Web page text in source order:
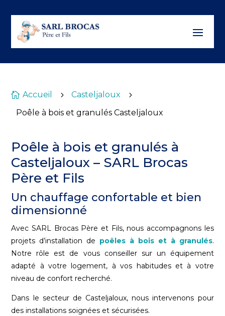
 Accueil 5 Casteljaloux 5
Poêle à bois et granulés Casteljaloux
Poêle à bois et granulés à
Casteljaloux – SARL Brocas
Père et Fils
Un chauffage confortable et bien
dimensionné
Avec SARL Brocas Père et Fils, nous accompagnons les
projets d’installation de poêles à bois et à granulés.
Notre rôle est de vous conseiller sur un équipement
adapté à votre logement, à vos habitudes et à votre
niveau de confort recherché.
Dans le secteur de Casteljaloux, nous intervenons pour
des installations soignées et sécurisées.